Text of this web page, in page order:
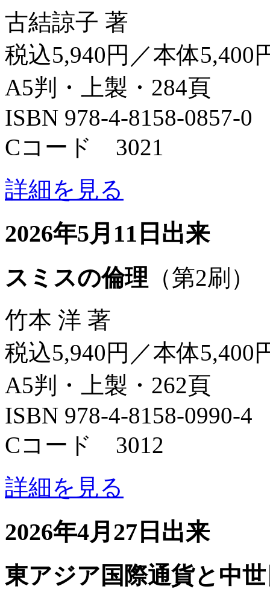
古結諒子 著
税込5,940円／本体5,400
A5判・上製・284頁
ISBN 978-4-8158-0857-0
Cコード 3021
詳細を見る
2026年5月11日出来
スミスの倫理 （第2刷）
竹本 洋 著
税込5,940円／本体5,400
A5判・上製・262頁
ISBN 978-4-8158-0990-4
Cコード 3012
詳細を見る
2026年4月27日出来
東アジア国際通貨と中